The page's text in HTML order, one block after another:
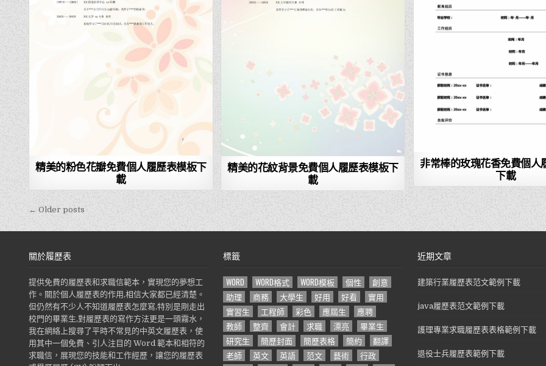
非常棒的玫瑰花香免費個人
下載
精美的粉色花瓣免費個人履歷表模板下
載
精美的花紋背景免費個人履歷表模板下
載
文
導
覽
← Older posts
關於履歷表
提供免費的履歷表和求職信範本，實現您的夢想工
作。關於個人履歷表的作用,相信大家都已經清楚。
但仍然有不少人不知道履歷表怎麼寫,特別是剛走出
校門的畢業生,對履歷表的寫作方法更是一頭霧水，
我在網絡上搜尋了平時不常見的中英文履歷表，使
用其中一個免費、引人注目的 Word 範本和相符的
求職信，展現您的技能和工作經歷，讓您的履歷表
標籤
WORD WORD格式 WORD模板 個性
創意
助理
商務 大學生 好用 好看
實用
實習生
工程師 彩色 應屆生
應聘
教師
整齊 會計 求職 漂亮
畢業生
研究生
簡歷封面 簡歷表格 簡約
翻譯
老師
英文 英語 范文 藝術
行政
近期文章
建築行業履歷表范文範例下載
java履歷表范文範例下載
護理專業求職履歷表表格範例下載
退役士兵履歷表範例下載